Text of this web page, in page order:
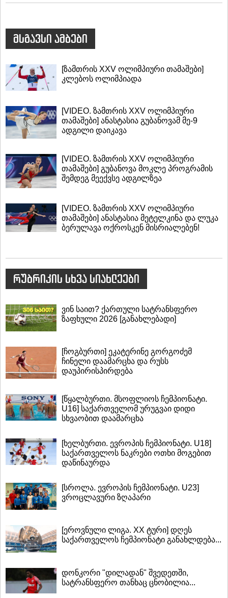
მსგავსი ამბები
[ზამთრის XXV ოლიმპიური თამაშები]
კლებოს ოლიმპიადა
[VIDEO. ზამთრის XXV ოლიმპიური
თამაშები] ანასტასია გუბანოვამ მე-9
ადგილი დაიკავა
[VIDEO. ზამთრის XXV ოლიმპიური
თამაშები] გუბანოვა მოკლე პროგრამის
შემდეგ მეექვსე ადგილზეა
[VIDEO. ზამთრის XXV ოლიმპიური
თამაშები] ანასტასია მეტელკინა და ლუკა
ბერულავა ოქროსკენ მისრიალებენ!
რუბრიკის სხვა სიახლეები
ვინ საით? ქართული სატრანსფერო
ზაფხული 2026 [განახლებადი]
[ჩოგბურთი] ეკატერინე გორგოძემ
ჩინელი დაამარცხა და რუსს
დაუპირისპირდება
[წყალბურთი. მსოფლიოს ჩემპიონატი.
U16] საქართველომ ურუგვაი დიდი
სხვაობით დაამარცხა
[ხელბურთი. ევროპის ჩემპიონატი. U18]
საქართველოს ნაკრები ოთხი მოგებით
დაწინაურდა
[სროლა. ევროპის ჩემპიონატი. U23]
ვროცლავური ზღაპარი
[ეროვნული ლიგა. XX ტური] დღეს
საქართველოს ჩემპიონატი განახლდება...
დონკორი "დილადან" შვედეთში,
სატრანსფერო თანხაც ცნობილია...